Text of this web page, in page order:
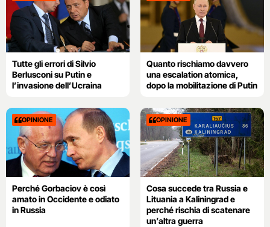
Tutte gli errori di Silvio
Berlusconi su Putin e
l’invasione dell’Ucraina
Quanto rischiamo davvero
una escalation atomica,
dopo la mobilitazione di Putin
OPINIONE
Perché Gorbaciov è così
amato in Occidente e odiato
in Russia
OPINIONE
Cosa succede tra Russia e
Lituania a Kaliningrad e
perché rischia di scatenare
un’altra guerra